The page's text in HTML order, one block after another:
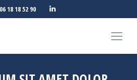
06 18 18 52 90
window